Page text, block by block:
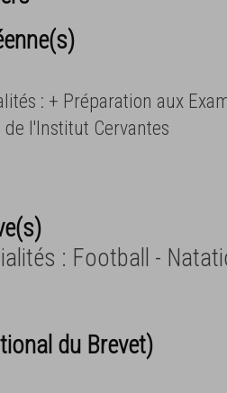
: + Préparation aux
de l'Institut Cervantes
: Football -
du Brevet)